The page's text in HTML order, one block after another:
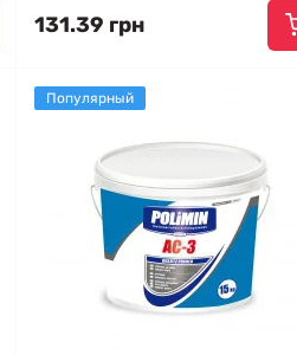
131.39 грн
Популярный